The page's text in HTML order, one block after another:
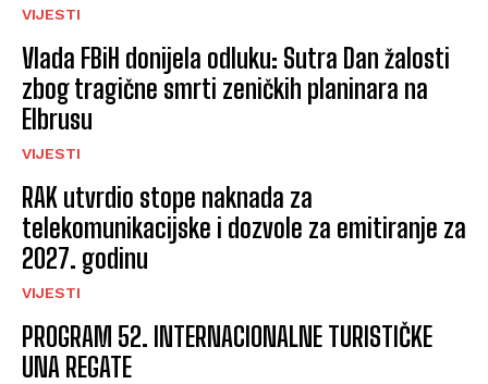
VIJESTI
Vlada FBiH donijela odluku: Sutra Dan žalosti
zbog tragične smrti zeničkih planinara na
Elbrusu
VIJESTI
RAK utvrdio stope naknada za
telekomunikacijske i dozvole za emitiranje za
2027. godinu
VIJESTI
PROGRAM 52. INTERNACIONALNE TURISTIČKE
UNA REGATE